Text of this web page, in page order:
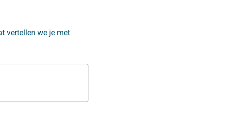
vertellen we je met